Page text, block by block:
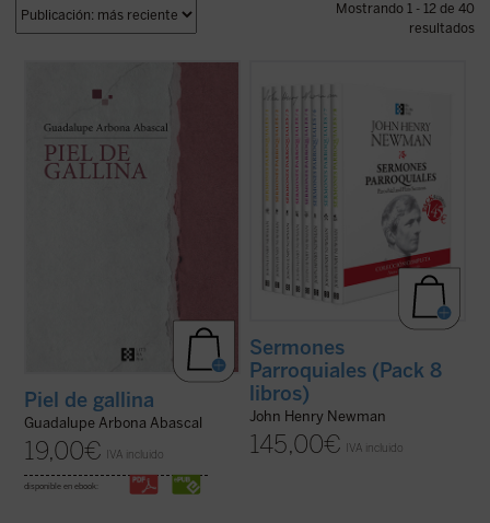
Mostrando 1 - 12 de 40
resultados
cuando tengo miedo, pero también me
repente caigo en la cuenta de que estoy
viva y que hay alguien que sostiene mi
existencia». Tercera ...(ver ficha)
Piel de gallina
Guadalupe Arbona Abascal
19,00€ IVA incluido
disponible en ebook:
encuentran las semillas de todos los
grandes temas que el nuevo santo
desarrollará durante su vida y obra. Este
pack contiene la colección completa de 8
libros ...
(ver ficha)
Sermones
Parroquiales (Pack 8
libros)
John Henry Newman
145,00€ IVA incluido